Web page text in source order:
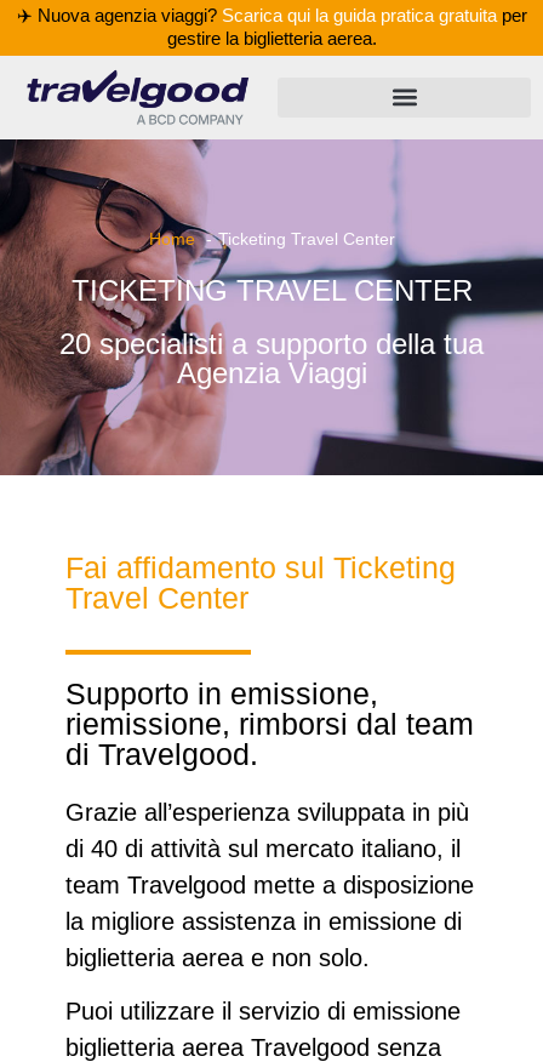
✈️ Nuova agenzia viaggi? Scarica qui la guida pratica gratuitaper
gestire la biglietteria aerea.
Home Ticketing Travel Center
TICKETING TRAVEL CENTER
20 specialisti a supporto della tua
Agenzia Viaggi
Fai affidamento sul Ticketing
Travel Center
Supporto in emissione,
riemissione, rimborsi dal team
di Travelgood.
Grazie all’esperienza sviluppata in più
di 40 di attività sul mercato italiano, il
team Travelgood mette a disposizione
la migliore assistenza in emissione di
biglietteria aerea e non solo.
Puoi utilizzare il servizio di emissione
biglietteria aerea Travelgood senza